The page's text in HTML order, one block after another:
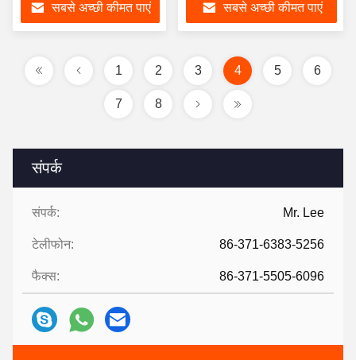
संपर्क
संपर्क: Mr. Lee
टेलीफोन: 86-371-6383-5256
फैक्स: 86-371-5505-6096
सबसे अच्छी कीमत पाएं सबसे अच्छी कीमत पाएं
1 2 3 4 5 6
7 8